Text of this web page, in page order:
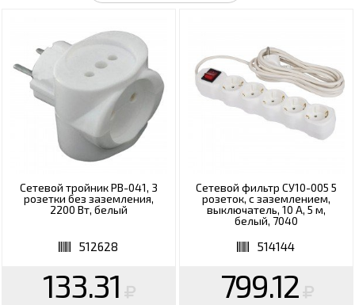
Сетевой тройник РВ-041, 3
розетки без заземления,
2200 Вт, белый
512628
133.31
Сетевой фильтр СУ10-005 5
розеток, с заземлением,
выключатель, 10 А, 5 м,
белый, 7040
514144
799.12